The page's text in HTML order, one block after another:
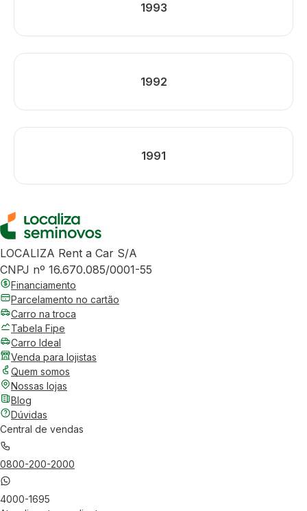
1993
1992
1991
LOCALIZA Rent a Car S/A
CNPJ nº 16.670.085/0001-55
Financiamento
Parcelamento no cartão
Carro na troca
Tabela Fipe
Carro Ideal
Venda para lojistas
Quem somos
Nossas lojas
Blog
Dúvidas
Central de vendas
0800-200-2000
4000-1695